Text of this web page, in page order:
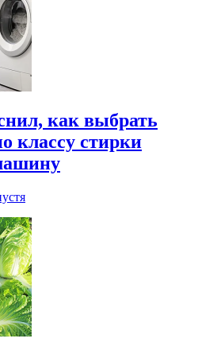
как выбрать
классу стирки